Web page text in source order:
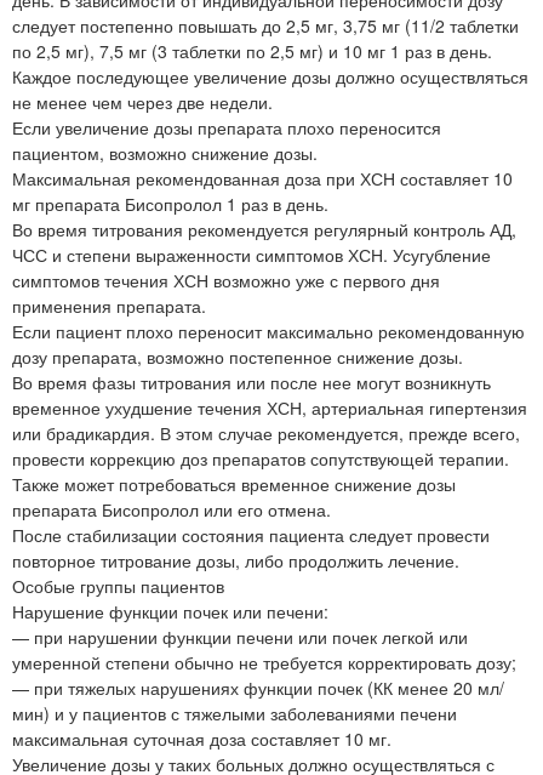
следует постепенно повышать до 2,5 мг, 3,75 мг (11/2 таблетки
по 2,5 мг), 7,5 мг (3 таблетки по 2,5 мг) и 10 мг 1 раз в день.
Каждое последующее увеличение дозы должно осуществляться
не менее чем через две недели.
Если увеличение дозы препарата плохо переносится
пациентом, возможно снижение дозы.
Максимальная рекомендованная доза при ХСН составляет 10
мг препарата Бисопролол 1 раз в день.
Во время титрования рекомендуется регулярный контроль АД,
ЧСС и степени выраженности симптомов ХСН. Усугубление
симптомов течения ХСН возможно уже с первого дня
применения препарата.
Если пациент плохо переносит максимально рекомендованную
дозу препарата, возможно постепенное снижение дозы.
Во время фазы титрования или после нее могут возникнуть
временное ухудшение течения ХСН, артериальная гипертензия
или брадикардия. В этом случае рекомендуется, прежде всего,
провести коррекцию доз препаратов сопутствующей терапии.
Также может потребоваться временное снижение дозы
препарата Бисопролол или его отмена.
После стабилизации состояния пациента следует провести
повторное титрование дозы, либо продолжить лечение.
Особые группы пациентов
Нарушение функции почек или печени:
— при нарушении функции печени или почек легкой или
умеренной степени обычно не требуется корректировать дозу;
— при тяжелых нарушениях функции почек (КК менее 20 мл/
мин) и у пациентов с тяжелыми заболеваниями печени
максимальная суточная доза составляет 10 мг.
Увеличение дозы у таких больных должно осуществляться с